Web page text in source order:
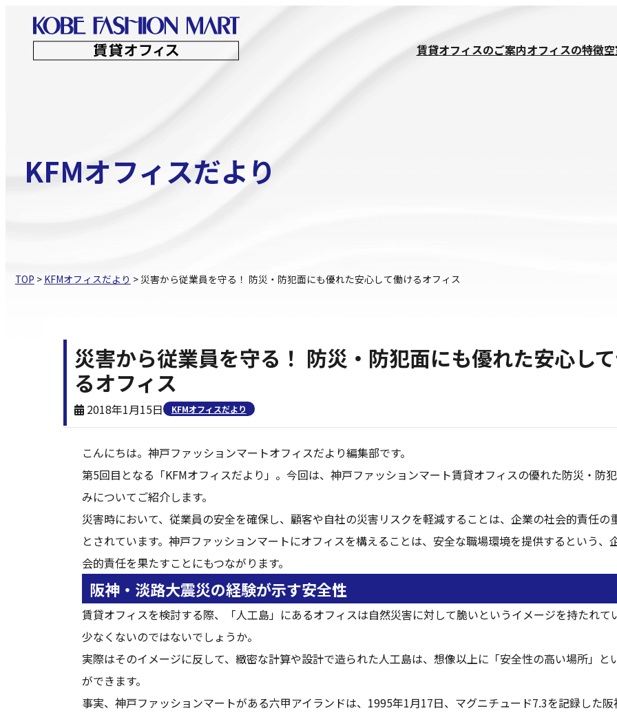
賃貸オフィスのご案内オフィスの特徴
KFMオフィスだより
TOP > KFMオフィスだより > 災害から従業員を守る！ 防災・防犯面にも優れた安心して働けるオフィス
災害から従業員を守る！ 防災・防犯面にも優れた安心し
るオフィス
2018年1月15日 KFMオフィスだより
こんにちは。神戸ファッションマートオフィスだより編集部です。
第5回目となる「KFMオフィスだより」。今回は、神戸ファッションマート賃貸オフィスの優れた防災・防
みについてご紹介します。
災害時において、従業員の安全を確保し、顧客や自社の災害リスクを軽減することは、企業の社会的責任の
とされています。神戸ファッションマートにオフィスを構えることは、安全な職場環境を提供するという、
会的責任を果たすことにもつながります。
阪神・淡路大震災の経験が示す安全性
賃貸オフィスを検討する際、「人工島」にあるオフィスは自然災害に対して脆いというイメージを持たれて
少なくないのではないでしょうか。
実際はそのイメージに反して、緻密な計算や設計で造られた人工島は、想像以上に「安全性の高い場所」と
ができます。
事実、神戸ファッションマートがある六甲アイランドは、1995年1月17日、マグニチュード7.3を記録した